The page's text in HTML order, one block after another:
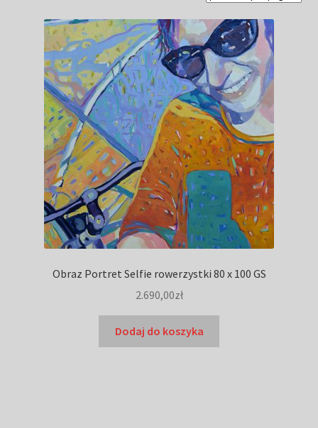
Obrazy abstrakcyjne
Tarot
Wabi sabi
Aukcja
O mnie
menu
potomne
GalleryStore
Obraz Portret Selfie rowerzystki 80 x 100 GS
2.690,00zł
Dodaj do koszyka